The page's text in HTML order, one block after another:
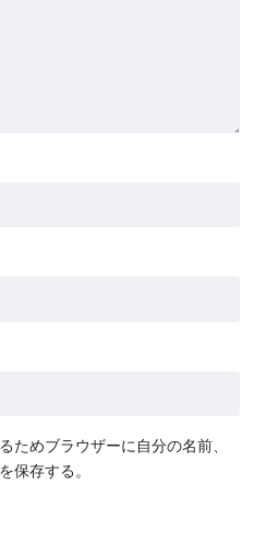
ためブラウザーに自分の名前、
保存する。